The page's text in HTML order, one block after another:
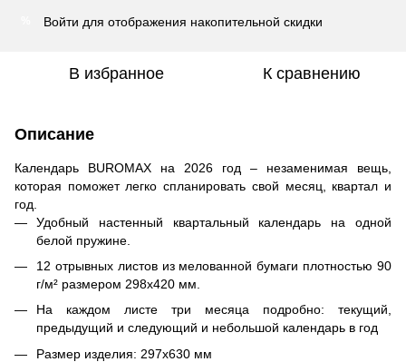
Войти для отображения накопительной скидки
В избранное К сравнению
Описание
Календарь BUROMAX на 2026 год – незаменимая вещь,
которая поможет легко спланировать свой месяц, квартал и
год.
Удобный настенный квартальный календарь на одной
белой пружине.
12 отрывных листов из мелованной бумаги плотностью 90
г/м² размером 298х420 мм.
На каждом листе три месяца подробно: текущий,
предыдущий и следующий и небольшой календарь в год
Размер изделия: 297х630 мм